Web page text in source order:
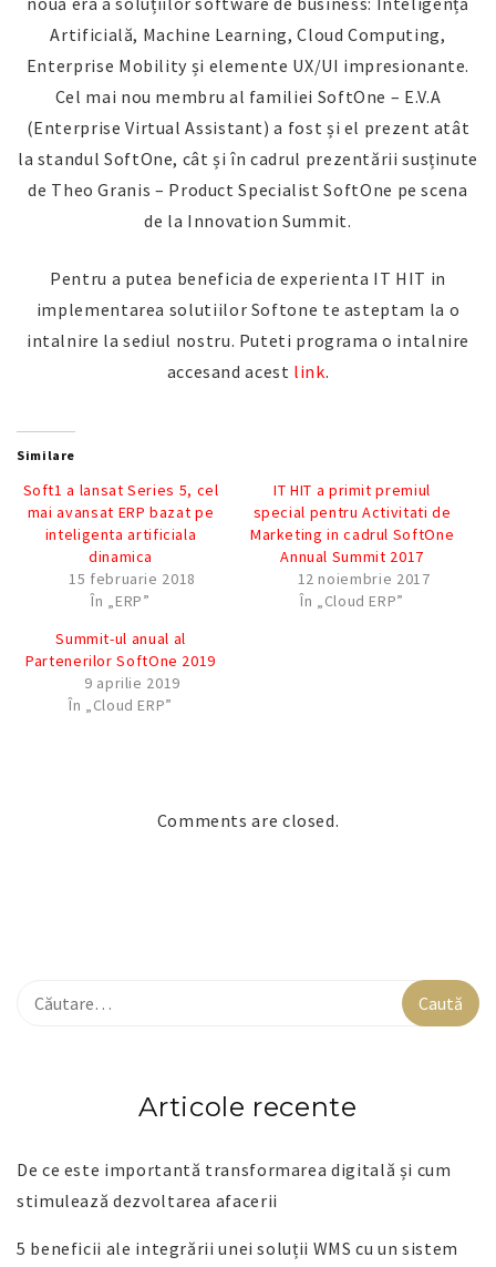
Artificială, Machine Learning, Cloud Computing,
Enterprise Mobility și elemente UX/UI impresionante.
Cel mai nou membru al familiei SoftOne – E.V.A
(Enterprise Virtual Assistant) a fost și el prezent atât
la standul SoftOne, cât și în cadrul prezentării susținute
de Theo Granis – Product Specialist SoftOne pe scena
de la Innovation Summit.
Pentru a putea beneficia de experienta IT HIT in
implementarea solutiilor Softone te asteptam la o
intalnire la sediul nostru. Puteti programa o intalnire
accesand acest link.
Similare
Soft1 a lansat Series 5, cel
mai avansat ERP bazat pe
inteligenta artificiala
dinamica
15 februarie 2018
În „ERP”
IT HIT a primit premiul
special pentru Activitati de
Marketing in cadrul SoftOne
Annual Summit 2017
12 noiembrie 2017
În „Cloud ERP”
Summit-ul anual al
Partenerilor SoftOne 2019
9 aprilie 2019
În „Cloud ERP”
Comments are closed.
Articole recente
De ce este importantă transformarea digitală și cum
stimulează dezvoltarea afacerii
5 beneficii ale integrării unei soluții WMS cu un sistem